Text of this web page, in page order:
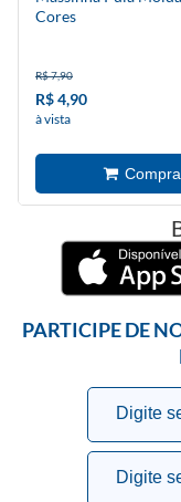
Cores
R$ 7,90
R$ 4,90
à vista
PARTICIPE DE